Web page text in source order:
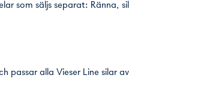
som säljs separat: Ränna, sil
passar alla Vieser Line silar av